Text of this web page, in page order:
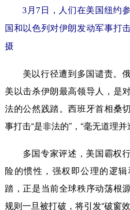
3月7日，人们在美国纽约
国和以色列对伊朗发动军事打
摄
美以行径遭到多国谴责。俄
美以击杀伊朗最高领导人，是
法的公然践踏。西班牙首相桑
事打击“是非法的”，“毫无道理并
多国专家评述，美国霸权行
险的惯性，强权即公理的逻
踏，正是当前全球秩序动荡根
规则一旦被打破，将引发“破窗